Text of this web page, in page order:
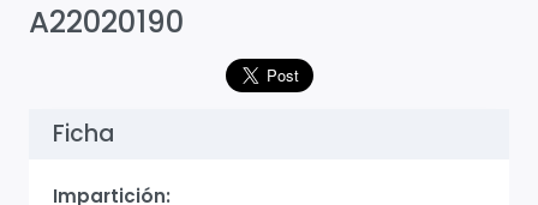
A22020190
Ficha
Impartición: